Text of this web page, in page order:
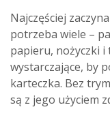
Najczęściej
potrzeba wiele –
papieru, nożyczki i
wystarczające, by
karteczka. Bez
są z jego użyciem